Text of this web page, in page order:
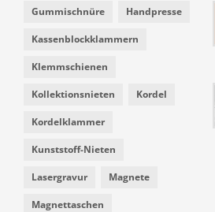
Gummischnüre Handpresse
Kassenblockklammern
Klemmschienen
Kollektionsnieten Kordel
Kordelklammer
Kunststoff-Nieten
Lasergravur Magnete
Magnettaschen